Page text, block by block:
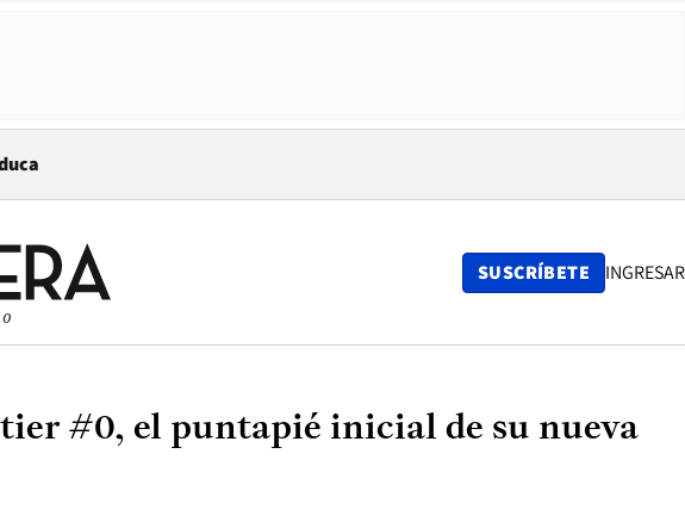
in new window
SUSCRÍBETE INGRESAR
#0, el puntapié inicial de su nueva